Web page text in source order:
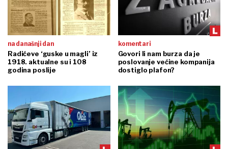
na današnji dan
Radićeve ‘guske u magli’ iz
1918. aktualne su i 108
godina poslije
komentari
Govori li nam burza da je
poslovanje većine kompanija
dostiglo plafon?